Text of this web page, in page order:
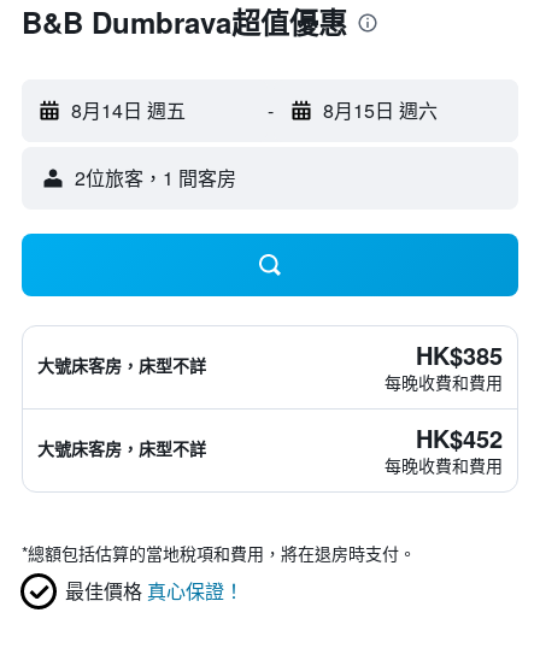
B&B Dumbrava超值優惠
8月14日 週五 - 8月15日 週六
2位旅客，1 間客房
大號床客房，床型不詳 HK$385
每晚收費和費用
大號床客房，床型不詳 HK$452
每晚收費和費用
*總額包括估算的當地稅項和費用，將在退房時支付。
最佳價格 真心保證！